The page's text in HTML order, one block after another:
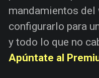
mandamientos del
configurarlo para
y todo lo que no
Apúntate al